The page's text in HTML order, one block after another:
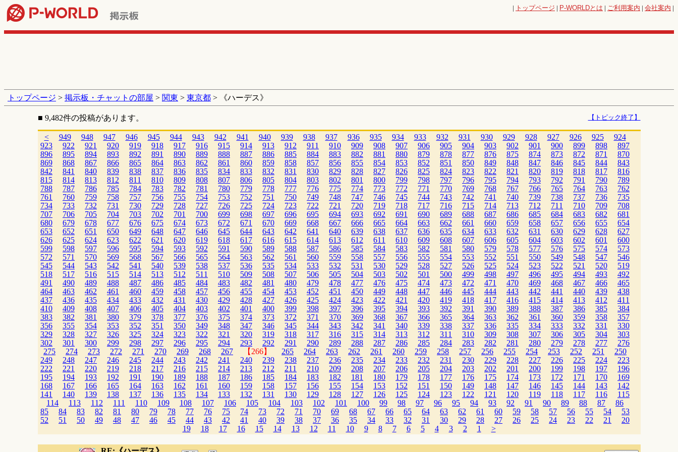
| トップページ | P-WORLDとは | ご利用案内 | 会社案内 |
トップページ > 掲示板・チャットの部屋 > 関東 > 東京都 > 《ハーデス》
■ 9,482件の投稿があります。 【トピック終了】
< 949 948 947 946 945 944 943 942 941 940 939 938 937 936 935 934 933 932 931 930 929 928 927 926 925
924
923
922 921 920 919 918 917 916 915 914 913 912 911 910 909 908 907 906 905 904 903 902 901 900 899 898
897
896
895 894 893 892 891 890 889 888 887 886 885 884 883 882 881 880 879 878 877 876 875 874 873 872 871
870
869
868 867 866 865 864 863 862 861 860 859 858 857 856 855 854 853 852 851 850 849 848 847 846 845 844
843
842
841 840 839 838 837 836 835 834 833 832 831 830 829 828 827 826 825 824 823 822 821 820 819 818 817
816
815
814 813 812 811 810 809 808 807 806 805 804 803 802 801 800 799 798 797 796 795 794 793 792 791 790
789
788
787 786 785 784 783 782 781 780 779 778 777 776 775 774 773 772 771 770 769 768 767 766 765 764 763
762
761
760 759 758 757 756 755 754 753 752 751 750 749 748 747 746 745 744 743 742 741 740 739 738 737 736
735
734
733 732 731 730 729 728 727 726 725 724 723 722 721 720 719 718 717 716 715 714 713 712 711 710 709
708
707
706 705 704 703 702 701 700 699 698 697 696 695 694 693 692 691 690 689 688 687 686 685 684 683 682
681
680
679 678 677 676 675 674 673 672 671 670 669 668 667 666 665 664 663 662 661 660 659 658 657 656 655
654
653
652 651 650 649 648 647 646 645 644 643 642 641 640 639 638 637 636 635 634 633 632 631 630 629 628
627
626
625 624 623 622 621 620 619 618 617 616 615 614 613 612 611 610 609 608 607 606 605 604 603 602 601
600
599
598 597 596 595 594 593 592 591 590 589 588 587 586 585 584 583 582 581 580 579 578 577 576 575 574
573
572
571 570 569 568 567 566 565 564 563 562 561 560 559 558 557 556 555 554 553 552 551 550 549 548 547
546
545
544 543 542 541 540 539 538 537 536 535 534 533 532 531 530 529 528 527 526 525 524 523 522 521 520
519
518
517 516 515 514 513 512 511 510 509 508 507 506 505 504 503 502 501 500 499 498 497 496 495 494 493
492
491
490 489 488 487 486 485 484 483 482 481 480 479 478 477 476 475 474 473 472 471 470 469 468 467 466
465
464
463 462 461 460 459 458 457 456 455 454 453 452 451 450 449 448 447 446 445 444 443 442 441 440 439
438
437
436 435 434 433 432 431 430 429 428 427 426 425 424 423 422 421 420 419 418 417 416 415 414 413 412
411
410
409 408 407 406 405 404 403 402 401 400 399 398 397 396 395 394 393 392 391 390 389 388 387 386 385
384
383
382 381 380 379 378 377 376 375 374 373 372 371 370 369 368 367 366 365 364 363 362 361 360 359 358
357
356
355 354 353 352 351 350 349 348 347 346 345 344 343 342 341 340 339 338 337 336 335 334 333 332 331
330
329
328 327 326 325 324 323 322 321 320 319 318 317 316 315 314 313 312 311 310 309 308 307 306 305 304
303
302
301 300 299 298 297 296 295 294 293 292 291 290 289 288 287 286 285 284 283 282 281 280 279 278 277
276
275
274 273 272 271 270 269 268 267 【266】 265 264 263 262 261 260 259 258 257 256 255 254 253 252 251
250
249
248 247 246 245 244 243 242 241 240 239 238 237 236 235 234 233 232 231 230 229 228 227 226 225 224
223
222
221 220 219 218 217 216 215 214 213 212 211 210 209 208 207 206 205 204 203 202 201 200 199 198 197
196
195
194 193 192 191 190 189 188 187 186 185 184 183 182 181 180 179 178 177 176 175 174 173 172 171 170
169
168
167 166 165 164 163 162 161 160 159 158 157 156 155 154 153 152 151 150 149 148 147 146 145 144 143
142
141
140 139 138 137 136 135 134 133 132 131 130 129 128 127 126 125 124 123 122 121 120 119 118 117 116
115
114
113 112 111 110 109 108 107 106 105 104 103 102 101 100 99 98 97 96 95 94 93 92 91 90 89 88 87
86
85
84 83 82 81 80 79 78 77 76 75 74 73 72 71 70 69 68 67 66 65 64 63 62 61 60 59 58 57 56 55 54
53
52
51 50 49 48 47 46 45 44 43 42 41 40 39 38 37 36 35 34 33 32 31 30 29 28 27 26 25 24 23 22 21
20
19
18 17 16 15 14 13 12 11 10 9 8 7 6 5 4 3 2 1 >